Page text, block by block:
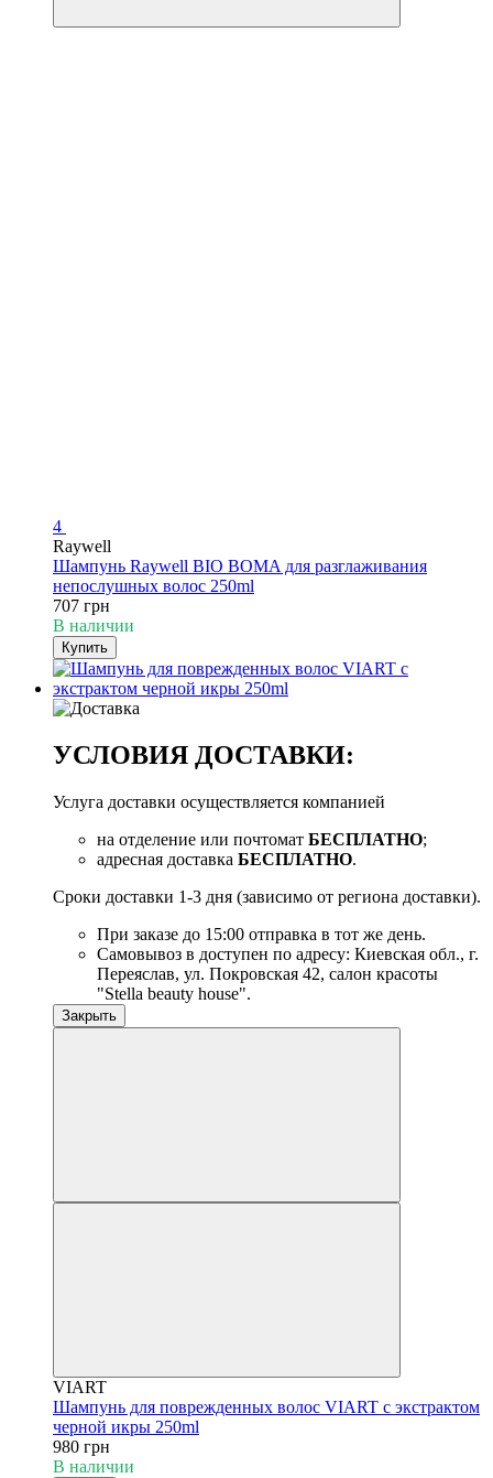
4
Raywell
Шампунь Raywell BIO BOMA для разглаживания
непослушных волос 250ml
707 грн
В наличии
Купить
УСЛОВИЯ ДОСТАВКИ:
Услуга доставки осуществляется компанией
на отделение или почтомат БЕСПЛАТНО;
адресная доставка БЕСПЛАТНО.
Сроки доставки 1-3 дня (зависимо от региона доставки).
При заказе до 15:00 отправка в тот же день.
Самовывоз в доступен по адресу: Киевская обл., г.
Переяслав, ул. Покровская 42, салон красоты
"Stella beauty house".
Закрыть
VIART
Шампунь для поврежденных волос VIART с экстрактом
черной икры 250ml
980 грн
В наличии